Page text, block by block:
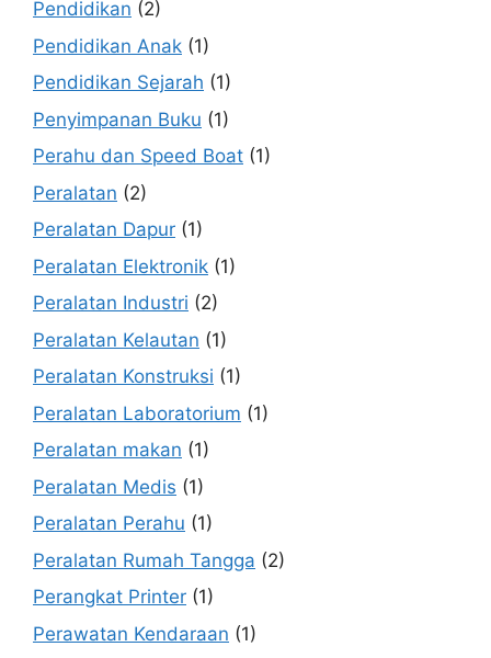
Pendidikan (2)
Pendidikan Anak (1)
Pendidikan Sejarah (1)
Penyimpanan Buku (1)
Perahu dan Speed Boat (1)
Peralatan (2)
Peralatan Dapur (1)
Peralatan Elektronik (1)
Peralatan Industri (2)
Peralatan Kelautan (1)
Peralatan Konstruksi (1)
Peralatan Laboratorium (1)
Peralatan makan (1)
Peralatan Medis (1)
Peralatan Perahu (1)
Peralatan Rumah Tangga (2)
Perangkat Printer (1)
Perawatan Kendaraan (1)